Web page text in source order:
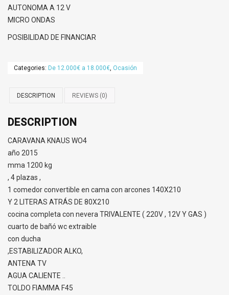
AUTONOMA A 12 V
MICRO ONDAS
POSIBILIDAD DE FINANCIAR
Categories: De 12.000€ a 18.000€, Ocasión
DESCRIPTION REVIEWS (0)
DESCRIPTION
CARAVANA KNAUS WO4
año 2015
mma 1200 kg
, 4 plazas ,
1 comedor convertible en cama con arcones 140X210
Y 2 LITERAS ATRÁS DE 80X210
cocina completa con nevera TRIVALENTE ( 220V , 12V Y GAS )
cuarto de bañó wc extraible
con ducha
,ESTABILIZADOR ALKO,
ANTENA TV
AGUA CALIENTE ..
TOLDO FIAMMA F45